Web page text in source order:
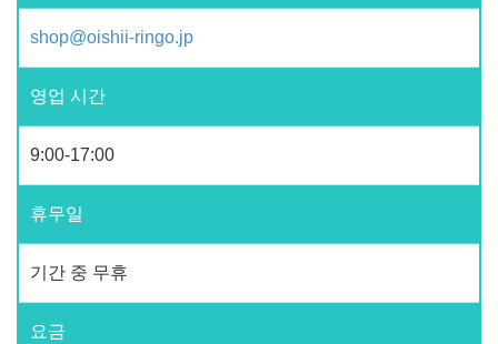
shop@oishii-ringo.jp
영업 시간
9:00-17:00
휴무일
기간 중 무휴
요금